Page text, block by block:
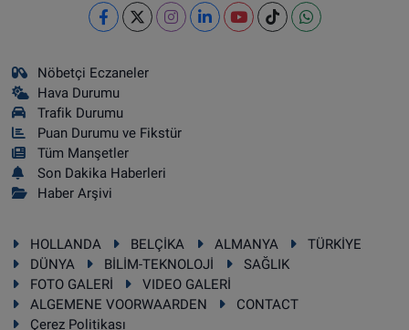
Nöbetçi Eczaneler
Hava Durumu
Trafik Durumu
Puan Durumu ve Fikstür
Tüm Manşetler
Son Dakika Haberleri
Haber Arşivi
HOLLANDA BELÇİKA ALMANYA
TÜRKİYE
DÜNYA
BİLİM-TEKNOLOJİ
SAĞLIK
FOTO GALERİ
VIDEO GALERİ
ALGEMENE VOORWAARDEN
CONTACT
Çerez Politikası